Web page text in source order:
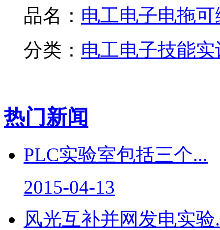
品名： 电工电子电拖可
分类： 电工电子技能
热门新闻
PLC实验室包括三个...
2015-04-13
风光互补并网发电实验